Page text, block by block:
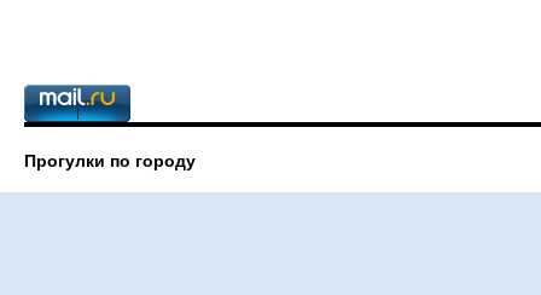
Прогулки по городу